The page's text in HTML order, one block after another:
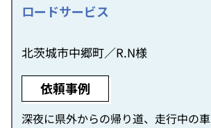
ロードサービス
北茨城市中郷町／R.N様
依頼事例
深夜に県外からの帰り道、走行中の